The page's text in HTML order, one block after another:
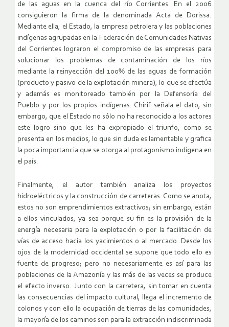
de las aguas en la cuenca del río Corrientes. En el 2006
consiguieron la firma de la denominada Acta de Dorissa.
Mediante ella, el Estado, la empresa petrolera y las poblaciones
indígenas agrupadas en la Federación de Comunidades Nativas
del Corrientes lograron el compromiso de las empresas para
solucionar los problemas de contaminación de los ríos
mediante la reinyección del 100% de las aguas de formación
(producto y pasivo de la explotación minera), lo que se efectúa
y además es monitoreado también por la Defensoría del
Pueblo y por los propios indígenas. Chirif señala el dato, sin
embargo, que el Estado no sólo no ha reconocido a los actores
este logro sino que les ha expropiado el triunfo, como se
presenta en los medios, lo que sin duda es lamentable y grafica
la poca importancia que se otorga al protagonismo indígena en
el país.
Finalmente, el autor también analiza los proyectos
hidroeléctricos y la construcción de carreteras. Como se anota,
estos no son emprendimientos extractivos; sin embargo, están
a ellos vinculados, ya sea porque su fin es la provisión de la
energía necesaria para la explotación o por la facilitación de
vías de acceso hacia los yacimientos o al mercado. Desde los
ojos de la modernidad occidental se supone que todo ello es
fuente de progreso; pero no necesariamente es así para las
poblaciones de la Amazonía y las más de las veces se produce
el efecto inverso. Junto con la carretera, sin tomar en cuenta
las consecuencias del impacto cultural, llega el incremento de
colonos y con ello la ocupación de tierras de las comunidades,
la mayoría de los caminos son para la extracción indiscriminada